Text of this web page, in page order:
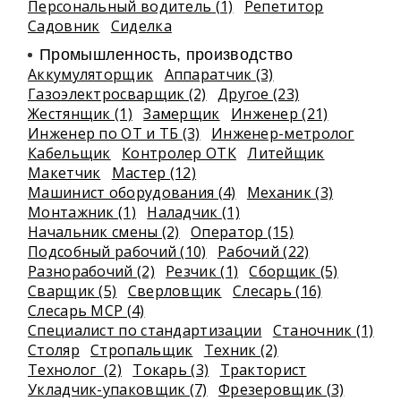
Персональный водитель (1)
Репетитор
Садовник Сиделка
Промышленность, производство
Аккумуляторщик Аппаратчик (3)
Газоэлектросварщик (2)
Другое (23)
Жестянщик (1)
Замерщик
Инженер (21)
Инженер по ОТ и ТБ (3)
Инженер-метролог
Кабельщик
Контролер ОТК Литейщик
Макетчик
Мастер (12)
Машинист оборудования (4)
Механик (3)
Монтажник (1)
Наладчик (1)
Начальник смены (2)
Оператор (15)
Подсобный рабочий (10)
Рабочий (22)
Разнорабочий (2)
Резчик (1)
Сборщик (5)
Сварщик (5)
Сверловщик Слесарь (16)
Слесарь МСР (4)
Специалист по стандартизации
Станочник (1)
Столяр Стропальщик
Техник (2)
Технолог (2)
Токарь (3)
Тракторист
Укладчик-упаковщик (7)
Фрезеровщик (3)